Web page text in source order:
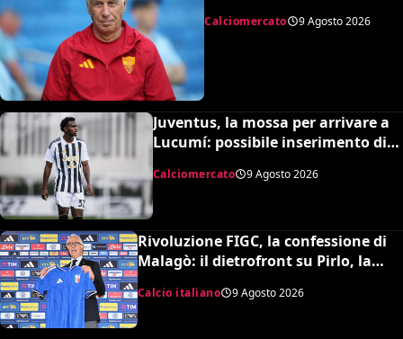
Calciomercato 9 Agosto 2026
Juventus, la mossa per arrivare a
Lucumí: possibile inserimento di
Calciomercato 9 Agosto 2026
Rivoluzione FIGC, la confessione di
Malagò: il dietrofront su Pirlo, la
scelta Mancini e il nuovo volto
dell’Italia
Calcio italiano 9 Agosto 2026